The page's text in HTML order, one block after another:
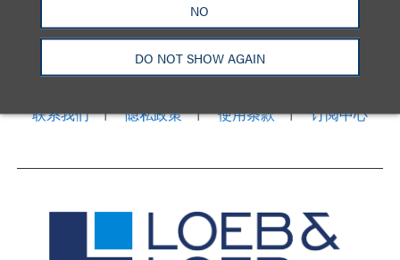
NO
DO NOT SHOW AGAIN
芝加哥
华盛顿特区
旧金山 泰森斯
代表处
香港
联系我们
隐私政策 使用条款 订阅中心